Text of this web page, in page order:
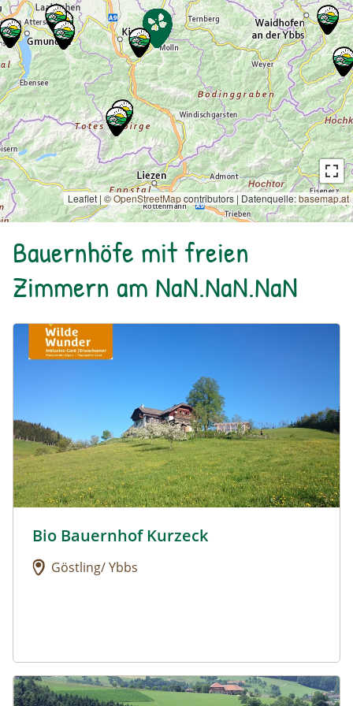
Leaflet | ©OpenStreetMapcontributors | Datenquelle:basemap.at
Bauernhöfe mit freien
Zimmern am NaN.NaN.NaN
Urlaub am Bauernhof: Bio Bauernhof Kurzeck
Urlaub am Bauernhof: Bio Bauernhof Kurzeck
Bio Bauernhof Kurzeck
Göstling/ Ybbs
Urlaub am Bauernhof: Dorferhof